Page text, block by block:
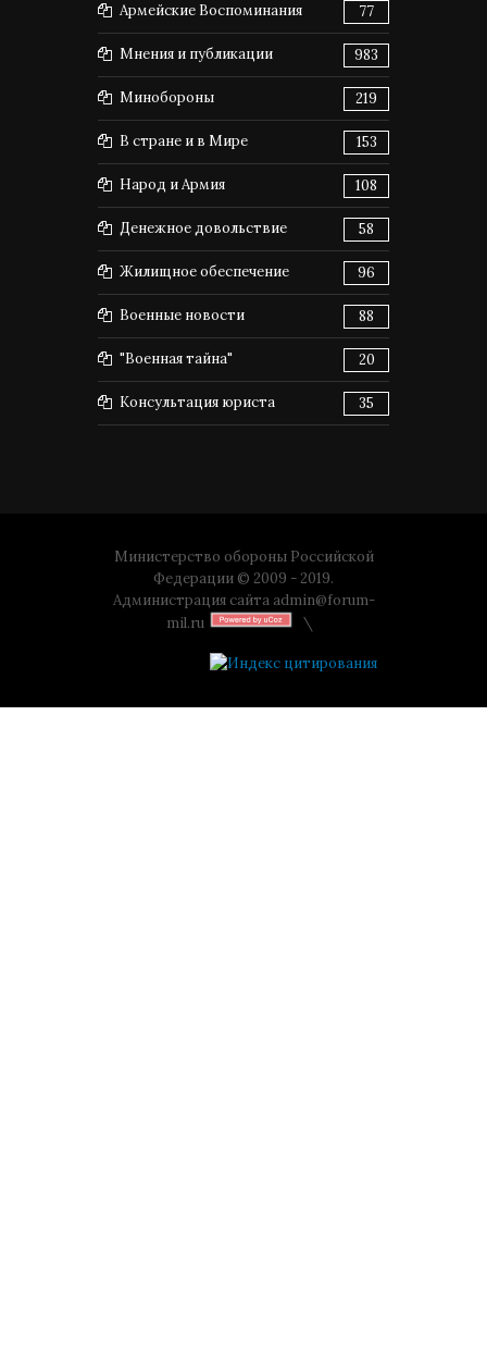
Армейские Воспоминания 77
Мнения и публикации 983
Минобороны 219
В стране и в Мире 153
Народ и Армия 108
Денежное довольствие 58
Жилищное обеспечение 96
Военные новости 88
"Военная тайна" 20
Консультация юриста 35
Министерство обороны Российской
Федерации © 2009 - 2019.
Администрация сайта admin@forum-
mil.ru